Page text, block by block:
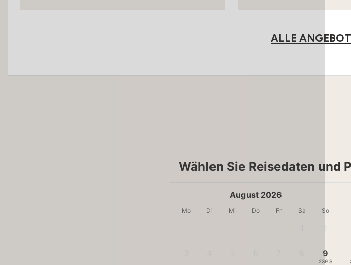
ALLE
Wählen Sie Reisedaten und
August 2026
Mo Di Mi Do Fr Sa So
9
239 $